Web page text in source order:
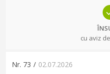
cu aviz
Nr. 73 / 02.07.2026